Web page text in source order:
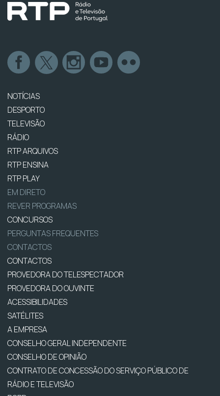
NOTÍCIAS
DESPORTO
TELEVISÃO
RÁDIO
RTP ARQUIVOS
RTP ENSINA
RTP PLAY
EM DIRETO
REVER PROGRAMAS
CONCURSOS
PERGUNTAS FREQUENTES
CONTACTOS
CONTACTOS
PROVEDORA DO TELESPECTADOR
PROVEDORA DO OUVINTE
ACESSIBILIDADES
SATÉLITES
A EMPRESA
CONSELHO GERAL INDEPENDENTE
CONSELHO DE OPINIÃO
CONTRATO DE CONCESSÃO DO SERVIÇO PÚBLICO DE
RÁDIO E TELEVISÃO